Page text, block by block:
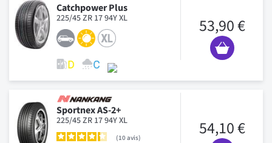
Catchpower Plus
225/45 ZR 17 94Y XL 53,90 €
Sportnex AS-2+
225/45 ZR 17 94Y XL
10avis 54,10 €